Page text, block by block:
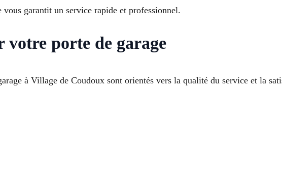
garantit un service rapide et professionnel.
votre porte de garage
à Village de Coudoux sont orientés vers la qualité du service et la